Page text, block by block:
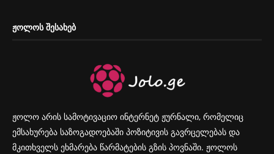
ᲟᲝᲚᲝᲡ ᲨᲔᲡᲐᲮᲔᲑ
ჟოლო არის სამოტივაციო ინტერნეტ ჟურნალი, რომელიც
ემსახურება საზოგადოებაში პოზიტივის გავრცელებას და
მკითხველს ეხმარება წარმატების გზის პოვნაში. ჟოლოს